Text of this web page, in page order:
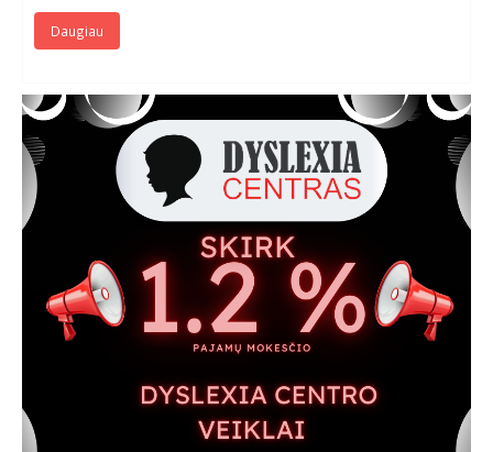
Daugiau